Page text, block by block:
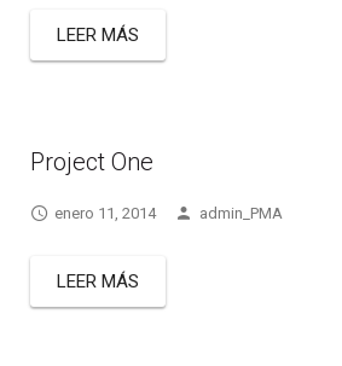
LEER MÁS
Project One
enero 11, 2014 admin_PMA
LEER MÁS